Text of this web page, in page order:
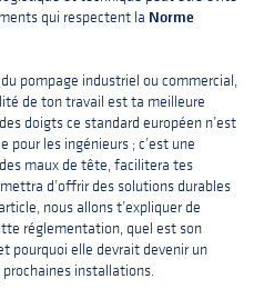
qui respectent la Norme
pompage industriel ou commercial,
de ton travail est ta meilleure
doigts ce standard européen n’est
pour les ingénieurs ; c’est une
maux de tête, facilitera tes
d’offrir des solutions durables
nous allons t’expliquer de
réglementation, quel est son
pourquoi elle devrait devenir un
installations.